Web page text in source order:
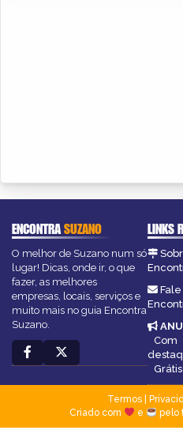
ENCONTRASUZANO
O melhor de Suzano num só
lugar! Dicas, onde ir, o que
fazer, as melhores
empresas, locais, serviços e
muito mais no guia Encontra
Suzano.
LINKS
Com
Grátis
Termos|
Criado com
e pelo